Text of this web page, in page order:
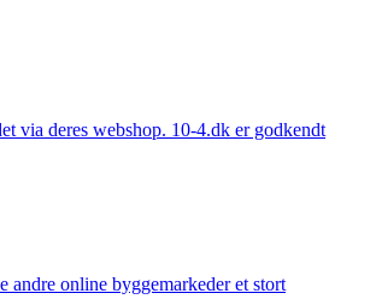
via deres webshop. 10-4.dk er godkendt
andre online byggemarkeder et stort